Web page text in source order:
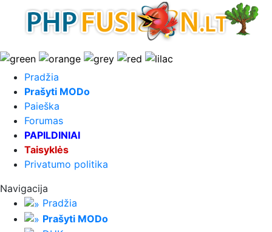
Pradžia
Prašyti MODo
Paieška
Forumas
PAPILDINIAI
Taisyklės
Privatumo politika
Navigacija
Pradžia
Prašyti MODo